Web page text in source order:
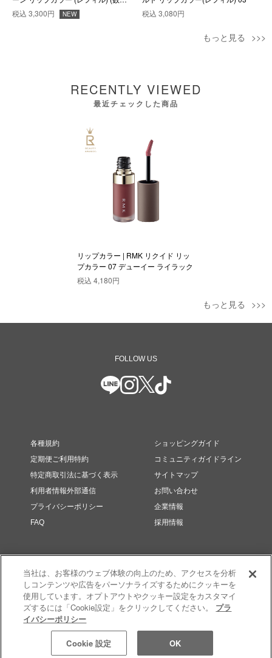
限定色) EX-06
税込 3,300円 NEW
税込 3,080円
もっと見る
RECENTLY VIEWED
最近チェックした商品
リップカラー | RMK リクイド リッ
プカラー 07 デューイー ライラック
税込 4,180円
もっと見る
FOLLOW US
各種規約
定期便ご利用特約
特定商取引法に基づく表示
利用者情報外部通信
プライバシーポリシー
FAQ
ショッピングガイド
コミュニティガイドライン
サイトマップ
お問い合わせ
企業情報
採用情報
© RMK Div. e’quipe, LTD. All rights reserved.
当社は、お客様のウェブ体験の向上のため、アクセスを分析
しコンテンツや広告をパーソナライズするためにクッキーを
使用しています。オプトアウトやクッキー設定をカスタマイ
ズするには「Cookie設定」をクリックしてください。 プラ
イバシーポリシー
Cookie 設定 OK